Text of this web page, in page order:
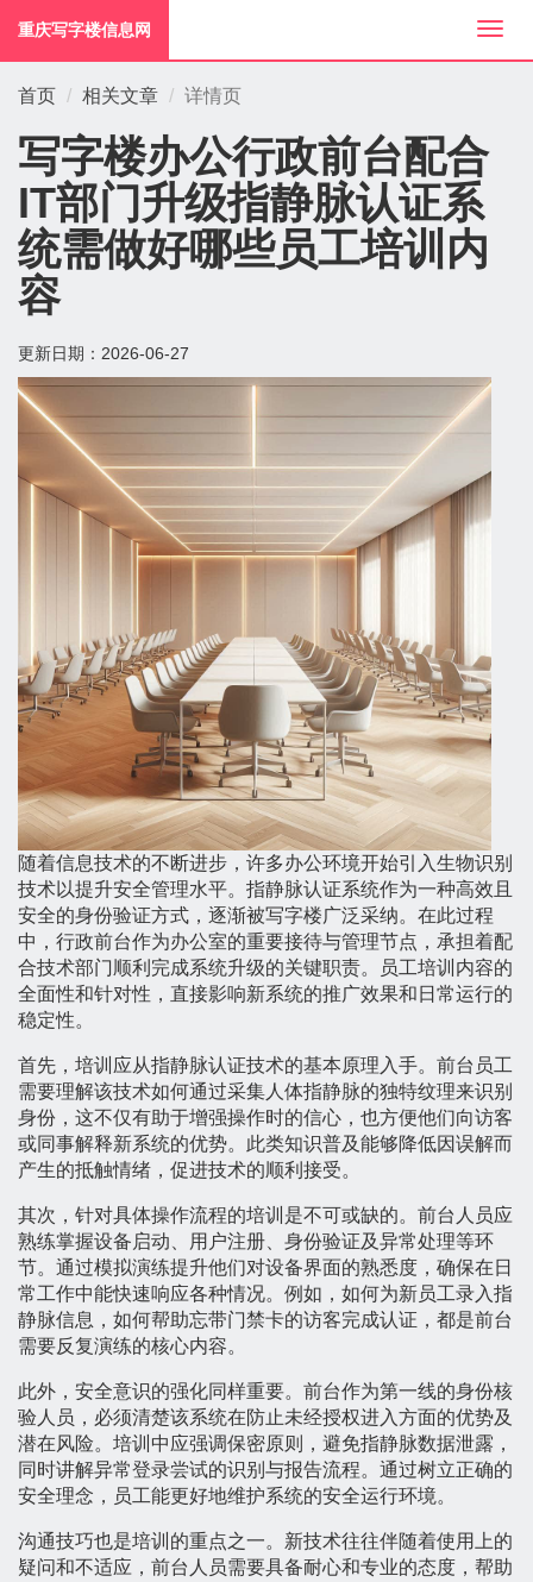
切
换
重庆写字楼信息网
首页 相关文章 详情页
写字楼办公行政前台配合
IT部门升级指静脉认证系
统需做好哪些员工培训内
容
更新日期： 2026-06-27
随着信息技术的不断进步，许多办公环境开始引入生物识别
技术以提升安全管理水平。指静脉认证系统作为一种高效且
安全的身份验证方式，逐渐被写字楼广泛采纳。在此过程
中，行政前台作为办公室的重要接待与管理节点，承担着配
合技术部门顺利完成系统升级的关键职责。员工培训内容的
全面性和针对性，直接影响新系统的推广效果和日常运行的
稳定性。
首先，培训应从指静脉认证技术的基本原理入手。前台员工
需要理解该技术如何通过采集人体指静脉的独特纹理来识别
身份，这不仅有助于增强操作时的信心，也方便他们向访客
或同事解释新系统的优势。此类知识普及能够降低因误解而
产生的抵触情绪，促进技术的顺利接受。
其次，针对具体操作流程的培训是不可或缺的。前台人员应
熟练掌握设备启动、用户注册、身份验证及异常处理等环
节。通过模拟演练提升他们对设备界面的熟悉度，确保在日
常工作中能快速响应各种情况。例如，如何为新员工录入指
静脉信息，如何帮助忘带门禁卡的访客完成认证，都是前台
需要反复演练的核心内容。
此外，安全意识的强化同样重要。前台作为第一线的身份核
验人员，必须清楚该系统在防止未经授权进入方面的优势及
潜在风险。培训中应强调保密原则，避免指静脉数据泄露，
同时讲解异常登录尝试的识别与报告流程。通过树立正确的
安全理念，员工能更好地维护系统的安全运行环境。
沟通技巧也是培训的重点之一。新技术往往伴随着使用上的
疑问和不适应，前台人员需要具备耐心和专业的态度，帮助